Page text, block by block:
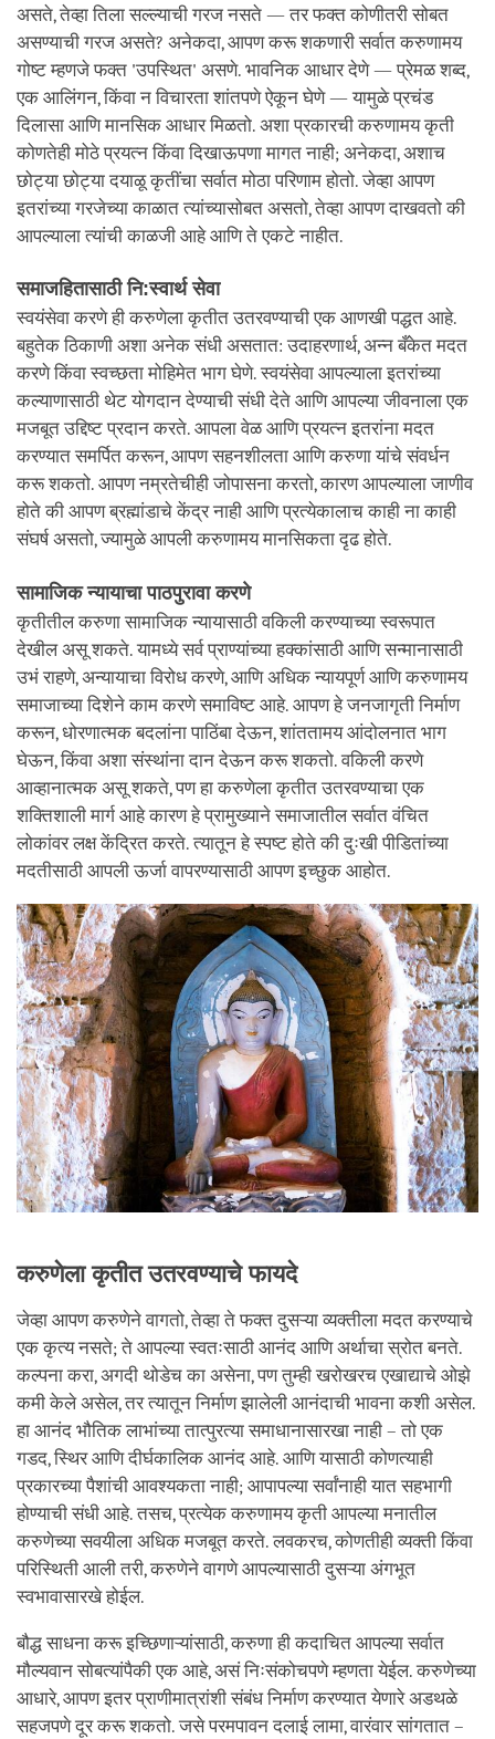
असते, तेव्हा तिला सल्ल्याची गरज नसते — तर फक्त कोणीतरी सोबत
असण्याची गरज असते? अनेकदा, आपण करू शकणारी सर्वात करुणामय
गोष्ट म्हणजे फक्त 'उपस्थित' असणे. भावनिक आधार देणे — प्रेमळ शब्द,
एक आलिंगन, किंवा न विचारता शांतपणे ऐकून घेणे — यामुळे प्रचंड
दिलासा आणि मानसिक आधार मिळतो. अशा प्रकारची करुणामय कृती
कोणतेही मोठे प्रयत्न किंवा दिखाऊपणा मागत नाही; अनेकदा, अशाच
छोट्या छोट्या दयाळू कृतींचा सर्वात मोठा परिणाम होतो. जेव्हा आपण
इतरांच्या गरजेच्या काळात त्यांच्यासोबत असतो, तेव्हा आपण दाखवतो की
आपल्याला त्यांची काळजी आहे आणि ते एकटे नाहीत.
समाजहितासाठी नि:स्वार्थ सेवा
स्वयंसेवा करणे ही करुणेला कृतीत उतरवण्याची एक आणखी पद्धत आहे.
बहुतेक ठिकाणी अशा अनेक संधी असतात: उदाहरणार्थ, अन्न बँकेत मदत
करणे किंवा स्वच्छता मोहिमेत भाग घेणे. स्वयंसेवा आपल्याला इतरांच्या
कल्याणासाठी थेट योगदान देण्याची संधी देते आणि आपल्या जीवनाला एक
मजबूत उद्दिष्ट प्रदान करते. आपला वेळ आणि प्रयत्न इतरांना मदत
करण्यात समर्पित करून, आपण सहनशीलता आणि करुणा यांचे संवर्धन
करू शकतो. आपण नम्रतेचीही जोपासना करतो, कारण आपल्याला जाणीव
होते की आपण ब्रह्मांडाचे केंद्र नाही आणि प्रत्येकालाच काही ना काही
संघर्ष असतो, ज्यामुळे आपली करुणामय मानसिकता दृढ होते.
सामाजिक न्यायाचा पाठपुरावा करणे
कृतीतील करुणा सामाजिक न्यायासाठी वकिली करण्याच्या स्वरूपात
देखील असू शकते. यामध्ये सर्व प्राण्यांच्या हक्कांसाठी आणि सन्मानासाठी
उभं राहणे, अन्यायाचा विरोध करणे, आणि अधिक न्यायपूर्ण आणि करुणामय
समाजाच्या दिशेने काम करणे समाविष्ट आहे. आपण हे जनजागृती निर्माण
करून, धोरणात्मक बदलांना पाठिंबा देऊन, शांततामय आंदोलनात भाग
घेऊन, किंवा अशा संस्थांना दान देऊन करू शकतो. वकिली करणे
आव्हानात्मक असू शकते, पण हा करुणेला कृतीत उतरवण्याचा एक
शक्तिशाली मार्ग आहे कारण हे प्रामुख्याने समाजातील सर्वात वंचित
लोकांवर लक्ष केंद्रित करते. त्यातून हे स्पष्ट होते की दुःखी पीडितांच्या
मदतीसाठी आपली ऊर्जा वापरण्यासाठी आपण इच्छुक आहोत.
करुणेला कृतीत उतरवण्याचे फायदे
जेव्हा आपण करुणेने वागतो, तेव्हा ते फक्त दुसऱ्या व्यक्तीला मदत करण्याचे
एक कृत्य नसते; ते आपल्या स्वतःसाठी आनंद आणि अर्थाचा स्रोत बनते.
कल्पना करा, अगदी थोडेच का असेना, पण तुम्ही खरोखरच एखाद्याचे ओझे
कमी केले असेल, तर त्यातून निर्माण झालेली आनंदाची भावना कशी असेल.
हा आनंद भौतिक लाभांच्या तात्पुरत्या समाधानासारखा नाही – तो एक
गडद, स्थिर आणि दीर्घकालिक आनंद आहे. आणि यासाठी कोणत्याही
प्रकारच्या पैशांची आवश्यकता नाही; आपापल्या सर्वांनाही यात सहभागी
होण्याची संधी आहे. तसच, प्रत्येक करुणामय कृती आपल्या मनातील
करुणेच्या सवयीला अधिक मजबूत करते. लवकरच, कोणतीही व्यक्ती किंवा
परिस्थिती आली तरी, करुणेने वागणे आपल्यासाठी दुसऱ्या अंगभूत
स्वभावासारखे होईल.
बौद्ध साधना करू इच्छिणाऱ्यांसाठी, करुणा ही कदाचित आपल्या सर्वात
मौल्यवान सोबत्यांपैकी एक आहे, असं निःसंकोचपणे म्हणता येईल. करुणेच्या
आधारे, आपण इतर प्राणीमात्रांशी संबंध निर्माण करण्यात येणारे अडथळे
सहजपणे दूर करू शकतो. जसे परमपावन दलाई लामा, वारंवार सांगतात –